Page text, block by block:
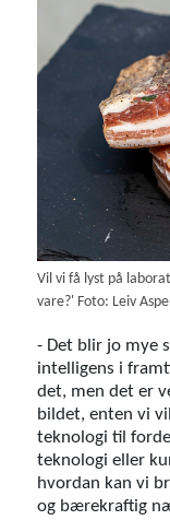
Vil vi få lyst på
vare?' Foto: Leiv
- Det blir jo mye
intelligens i
det, men det er
bildet, enten vi
teknologi til
teknologi eller
hvordan kan vi
og bærekraftig